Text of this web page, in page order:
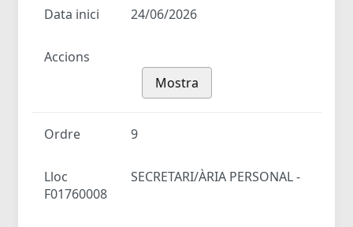
Data inici 24/06/2026
Accions
Mostra
Ordre 9
Lloc
SECRETARI/ÀRIA PERSONAL -
F01760008